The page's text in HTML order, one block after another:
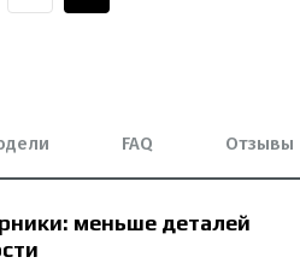
FAQ Отзывы
меньше деталей